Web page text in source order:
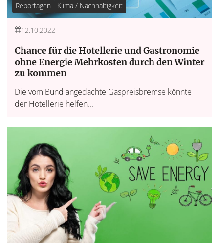
Reportagen Klima / Nachhaltigkeit
12.10.2022
Chance für die Hotellerie und Gastronomie
ohne Energie Mehrkosten durch den Winter
zu kommen
Die vom Bund angedachte Gaspreisbremse könnte
der Hotellerie helfen...